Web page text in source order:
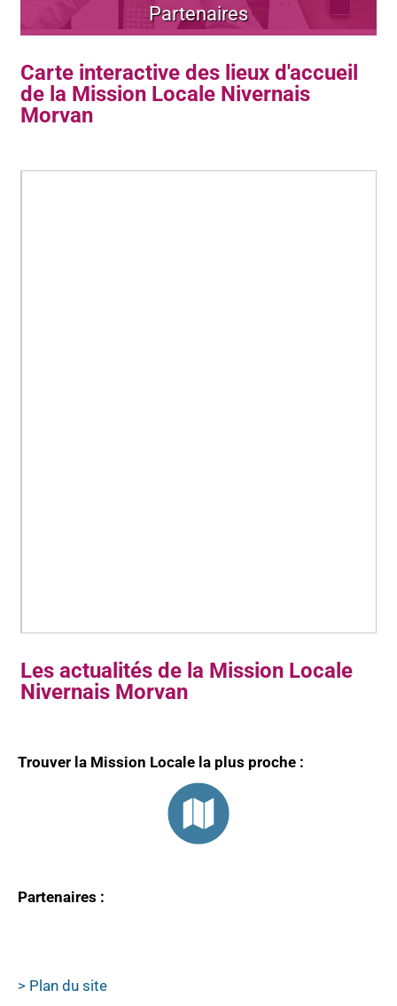
Partenaires
Carte interactive des lieux d'accueil
de la Mission Locale Nivernais
Morvan
Les actualités de la Mission Locale
Nivernais Morvan
Trouver la Mission Locale la plus proche :
Partenaires :
> Plan du site